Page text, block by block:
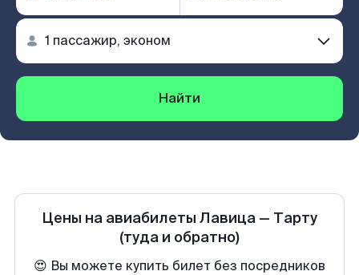
Найти
Цены на авиабилеты Лавица — Тарту
(туда и обратно)
😍 Вы можете купить билет без посредников